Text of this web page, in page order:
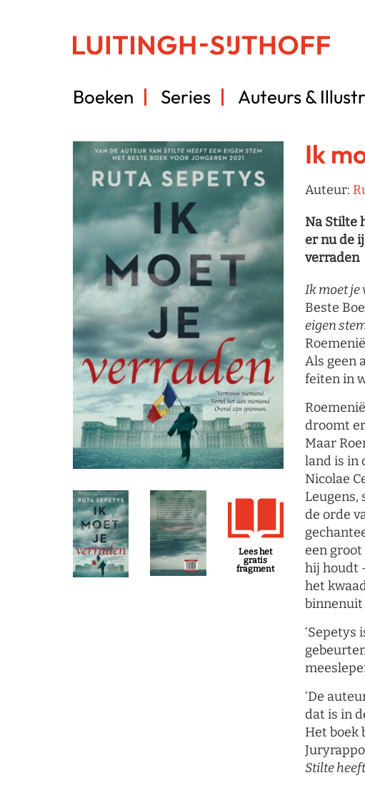
Boeken Series Auteurs &
Lees het
gratis
fragment
Ik
Auteur:
Na Stilte
er nu de
verraden
Ik moet je
Beste
eigen
Als geen
feiten in
droomt
Maar
land is in
Nicolae
Leugens,
de orde
een
hij houdt
het
binnenuit
‘Sepetys
‘De
dat is in
Het boek
Stilte